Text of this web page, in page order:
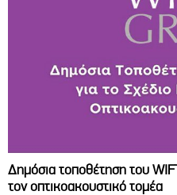
Δημόσια τοποθέτηση του
τον οπτικοακουστικό τομέα